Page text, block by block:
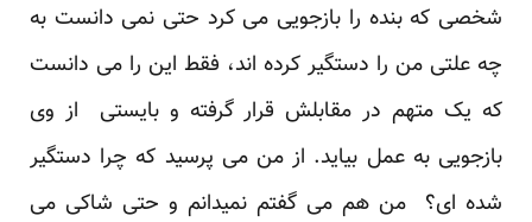
شخصی که بنده را بازجویی می کرد حتی نمی دانست به
چه علتی من را دستگیر کرده اند، فقط این را می دانست
که یک متهم در مقابلش قرار گرفته و بایستی از وی
بازجویی به عمل بیاید. از من می پرسید که چرا دستگیر
شده ای؟ من هم می گفتم نمیدانم و حتی شاکی می